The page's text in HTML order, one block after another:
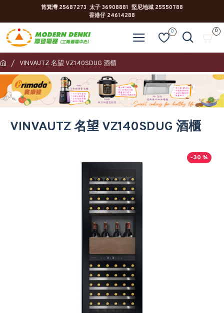
筲箕灣 25687273 太子 36908881 堅尼地城 25550788
香港仔 24614288
0 0
VINVAUTZ 名望 VZ140SDUG 酒櫃
VINVAUTZ 名望 VZ140SDUG 酒櫃
-30 %